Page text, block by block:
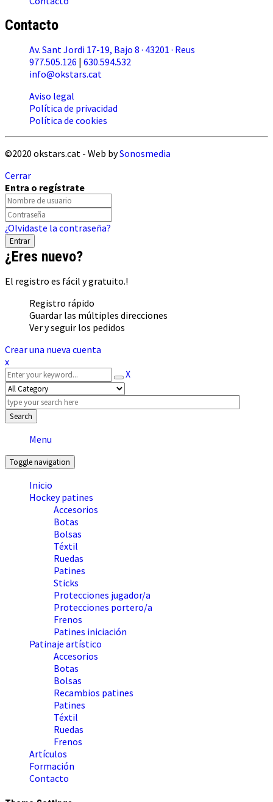
Contacto
Av. Sant Jordi 17-19, Bajo 8 · 43201 · Reus
977.505.126 | 630.594.532
info@okstars.cat
Aviso legal
Política de privacidad
Política de cookies
©2020 okstars.cat - Web bySonosmedia
Cerrar
Entra o regístrate
¿Olvidaste la contraseña?
¿Eres nuevo?
El registro es fácil y gratuito.!
Registro rápido
Guardar las múltiples direcciones
Ver y seguir los pedidos
Crear una nueva cuenta
x
X
Search
Menu
Toggle navigation
Inicio
Hockey patines
Accesorios
Botas
Bolsas
Téxtil
Ruedas
Patines
Sticks
Protecciones jugador/a
Protecciones portero/a
Frenos
Patines iniciación
Patinaje artístico
Accesorios
Botas
Bolsas
Recambios patines
Patines
Téxtil
Ruedas
Frenos
Artículos
Formación
Contacto